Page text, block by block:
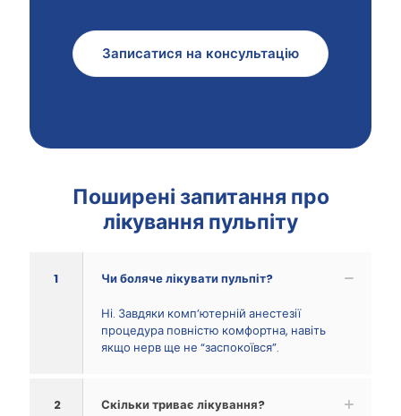
Записатися на консультацію
Поширені запитання про
лікування пульпіту
1 Чи боляче лікувати пульпіт?
Ні. Завдяки комп’ютерній анестезії
процедура повністю комфортна, навіть
якщо нерв ще не “заспокоївся”.
2 Скільки триває лікування?